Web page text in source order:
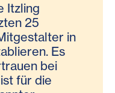
Itzling
25
in
Es
bei
für die